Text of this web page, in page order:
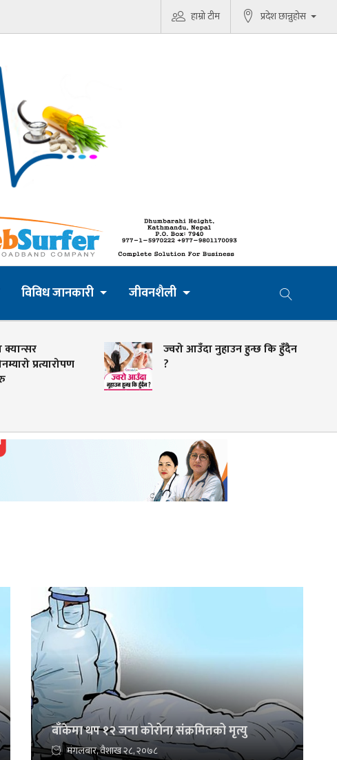
हाम्रो टीम प्रदेश छान्नुहोस
विविध जानकारी जीवनशैली
ज्वरो आउँदा नुहाउन हुन्छ कि हुँदैन
?
युरिक
बाँकेमा थप १२ जना कोरोना संक्रमितको मृत्यु
मंगलबार, वैशाख २८, २०७८